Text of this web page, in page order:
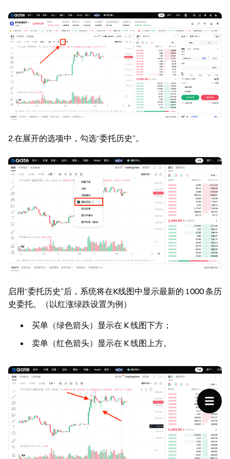
2.在展开的选项中，勾选“委托历史”。
启用“委托历史”后，系统将在K线图中显示最新的 1000 条历
史委托。（以红涨绿跌设置为例）
买单（绿色箭头）显示在 K 线图下方；
卖单（红色箭头）显示在 K 线图上方。